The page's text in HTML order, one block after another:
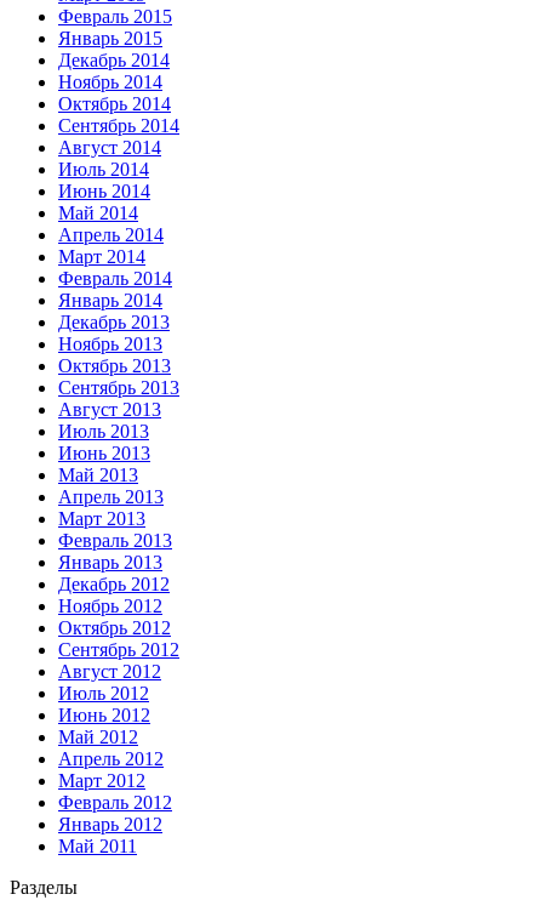
Февраль 2015
Январь 2015
Декабрь 2014
Ноябрь 2014
Октябрь 2014
Сентябрь 2014
Август 2014
Июль 2014
Июнь 2014
Май 2014
Апрель 2014
Март 2014
Февраль 2014
Январь 2014
Декабрь 2013
Ноябрь 2013
Октябрь 2013
Сентябрь 2013
Август 2013
Июль 2013
Июнь 2013
Май 2013
Апрель 2013
Март 2013
Февраль 2013
Январь 2013
Декабрь 2012
Ноябрь 2012
Октябрь 2012
Сентябрь 2012
Август 2012
Июль 2012
Июнь 2012
Май 2012
Апрель 2012
Март 2012
Февраль 2012
Январь 2012
Май 2011
Разделы